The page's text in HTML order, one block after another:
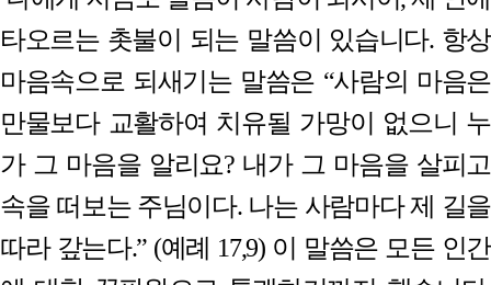
타오르는 촛불이 되는 말씀이 있습니다. 항상
마음속으로 되새기는 말씀은 “사람의 마음은
만물보다 교활하여 치유될 가망이 없으니 누
가 그 마음을 알리요? 내가 그 마음을 살피고
속을 떠보는 주님이다. 나는 사람마다 제 길을
따라 갚는다.” (예례 17,9) 이 말씀은 모든 인간